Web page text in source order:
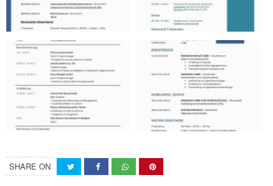
SHARE ON